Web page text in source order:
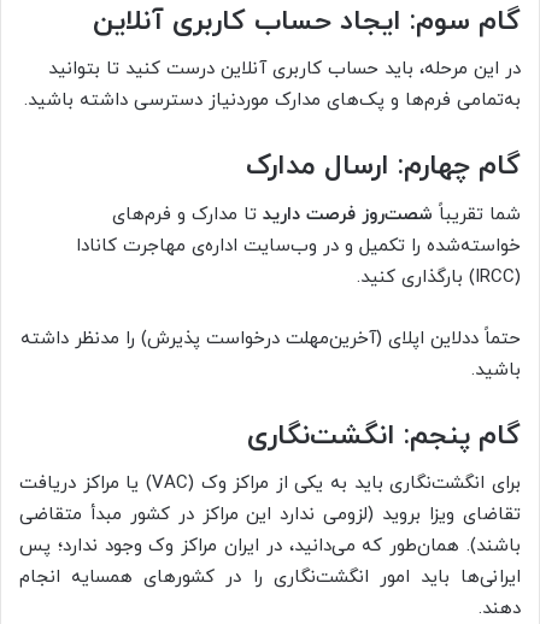
گام سوم: ایجاد حساب کاربری آنلاین
در این مرحله، باید حساب کاربری آنلاین درست کنید تا بتوانید
به‌تمامی فرم‌ها و پک‌های مدارک موردنیاز دسترسی داشته باشید.
گام چهارم: ارسال مدارک
شما تقریباً شصت‌روز فرصت دارید تا مدارک و فرم‌های
خواسته‌شده را تکمیل و در وب‌سایت اداره‌ی مهاجرت کانادا
(IRCC) بارگذاری کنید.
حتماً ددلاین اپلای (آخرین‌مهلت درخواست پذیرش) را مدنظر داشته
باشید.
گام پنجم: انگشت‌نگاری
برای انگشت‌نگاری باید به یکی از مراکز وک (VAC) یا مراکز دریافت
تقاضای ویزا بروید (لزومی ندارد این مراکز در کشور مبدأ متقاضی
باشند). همان‌طور که می‌دانید، در ایران مراکز وک وجود ندارد؛ پس
ایرانی‌ها باید امور انگشت‌نگاری را در کشورهای همسایه انجام
دهند.